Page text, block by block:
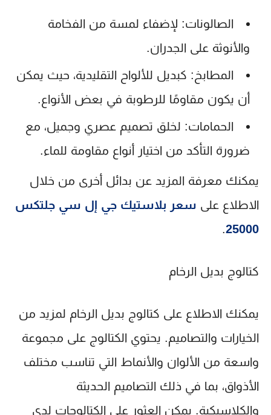
الصالونات: لإضفاء لمسة من الفخامة
والأنوثة على الجدران.
المطابخ : كبديل للألواح التقليدية، حيث يمكن
أن يكون مقاومًا للرطوبة في بعض الأنواع.
الحمامات: لخلق تصميم عصري وجميل، مع
ضرورة التأكد من اختيار أنواع مقاومة للماء.
يمكنك معرفة المزيد عن بدائل أخرى من خلال
الاطلاع على سعر بلاستيك جي إل سي جلتكس
25000
.
كتالوج بديل الرخام
يمكنك الاطلاع على كتالوج بديل الرخام لمزيد من
الخيارات والتصاميم. يحتوي الكتالوج على مجموعة
واسعة من الألوان والأنماط التي تناسب مختلف
الأذواق، بما في ذلك التصاميم الحديثة
والكلاسيكية. يمكن العثور على الكتالوجات لدى